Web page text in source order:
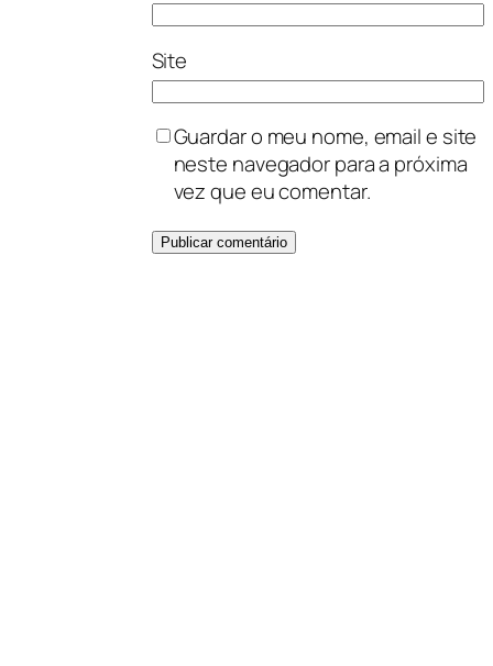
Site
Guardar o meu nome, email e site
neste navegador para a próxima
vez que eu comentar.